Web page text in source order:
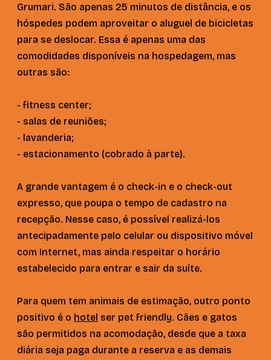
Grumari. São apenas 25 minutos de distância, e os
hóspedes podem aproveitar o aluguel de bicicletas
para se deslocar. Essa é apenas uma das
comodidades disponíveis na hospedagem, mas
outras são:
- fitness center;
- salas de reuniões;
- lavanderia;
- estacionamento (cobrado à parte).
A grande vantagem é o check-in e o check-out
expresso, que poupa o tempo de cadastro na
recepção. Nesse caso, é possível realizá-los
antecipadamente pelo celular ou dispositivo móvel
com Internet, mas ainda respeitar o horário
estabelecido para entrar e sair da suíte.
Para quem tem animais de estimação, outro ponto
positivo é o hotel ser pet friendly. Cães e gatos
são permitidos na acomodação, desde que a taxa
diária seja paga durante a reserva e as demais